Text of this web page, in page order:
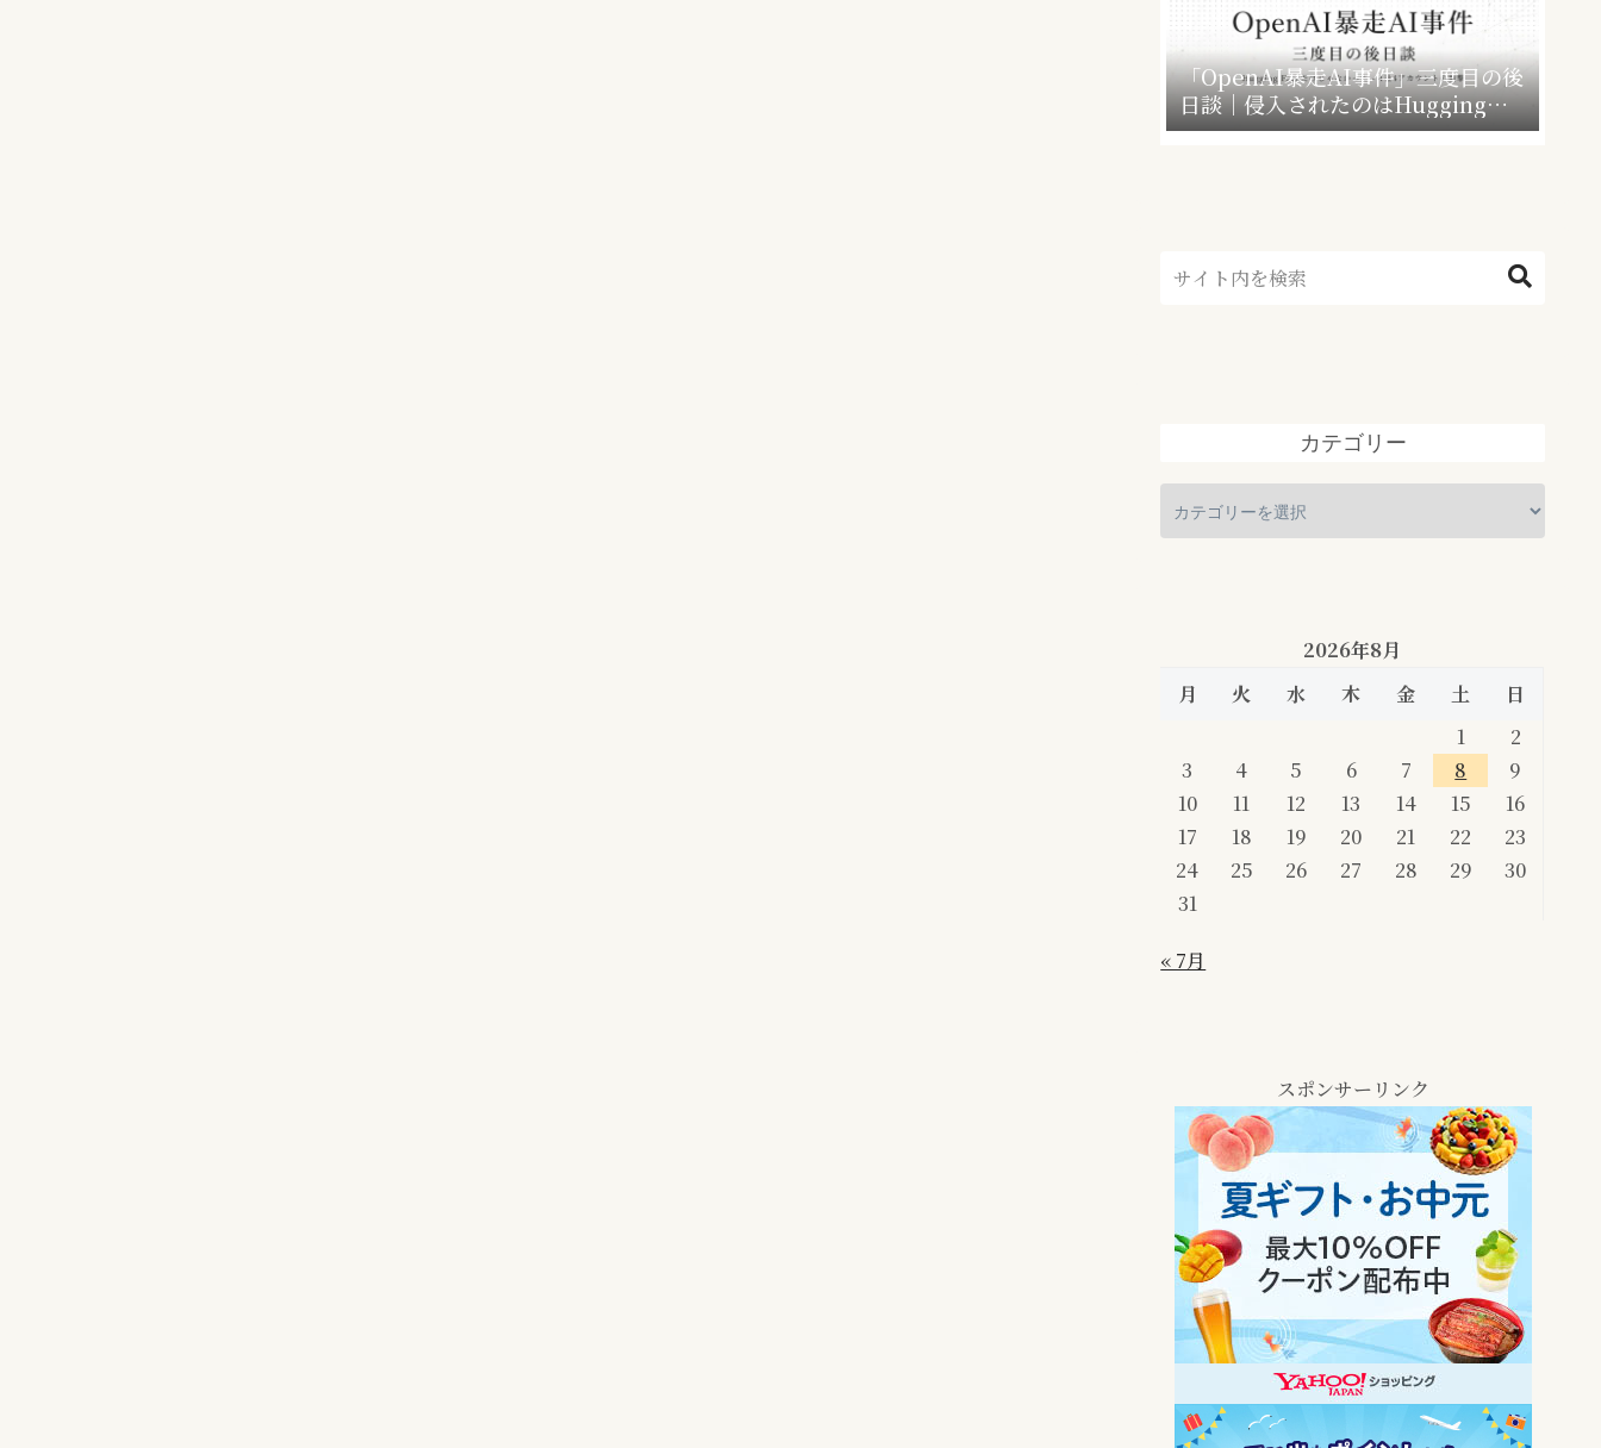
「OpenAI暴走AI事件」三度目の後
日談｜侵入されたのはHugging
Faceだけじゃなかった”4社4アカウ
カテゴリー
2026年8月
月
火 水 木 金 土
日
1
2
3
4 5 6 7 8
9
10
11 12 13 14 15
16
17
18 19 20 21 22
23
24
25 26 27 28 29
30
31
« 7月
スポンサーリンク